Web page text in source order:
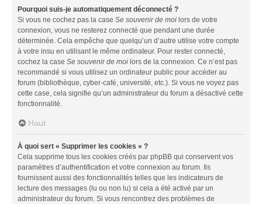
Pourquoi suis-je automatiquement déconnecté ?
Si vous ne cochez pas la case Se souvenir de moi lors de votre
connexion, vous ne resterez connecté que pendant une durée
déterminée. Cela empêche que quelqu’un d’autre utilise votre compte
à votre insu en utilisant le même ordinateur. Pour rester connecté,
cochez la case Se souvenir de moi lors de la connexion. Ce n’est pas
recommandé si vous utilisez un ordinateur public pour accéder au
forum (bibliothèque, cyber-café, université, etc.). Si vous ne voyez pas
cette case, cela signifie qu’un administrateur du forum a désactivé cette
fonctionnalité.
Haut
À quoi sert « Supprimer les cookies » ?
Cela supprime tous les cookies créés par phpBB qui conservent vos
paramètres d’authentification et votre connexion au forum. Ils
fournissent aussi des fonctionnalités telles que les indicateurs de
lecture des messages (lu ou non lu) si cela a été activé par un
administrateur du forum. Si vous rencontrez des problèmes de